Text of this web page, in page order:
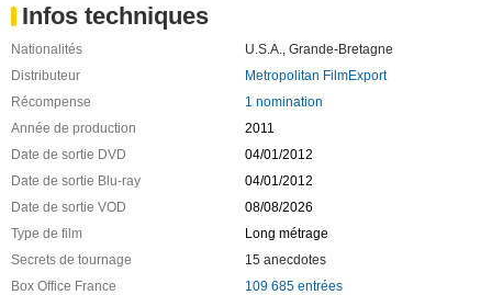
Infos techniques
Nationalités U.S.A., Grande-Bretagne
Distributeur
Metropolitan FilmExport
Récompense
1 nomination
Année de production
2011
Date de sortie DVD
04/01/2012
Date de sortie Blu-ray
04/01/2012
Date de sortie VOD
08/08/2026
Type de film
Long métrage
Secrets de tournage
15 anecdotes
Box Office France
109 685 entrées